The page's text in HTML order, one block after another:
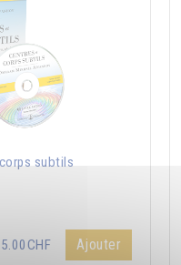
subtils
Ajouter